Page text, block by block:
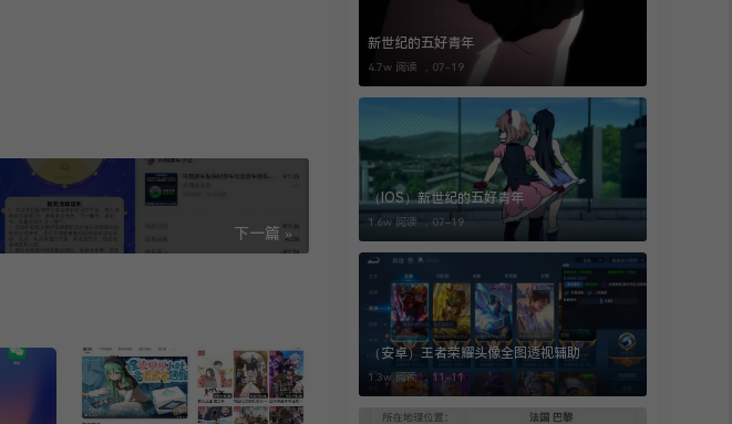
下一篇 »
新世纪的五好青年
4.7w 阅读 ， 07-19
（IOS）新世纪的五好青年
1.6w 阅读 ， 07-19
（安卓）王者荣耀头像全图透视辅助
1.3w 阅读 ， 11-11